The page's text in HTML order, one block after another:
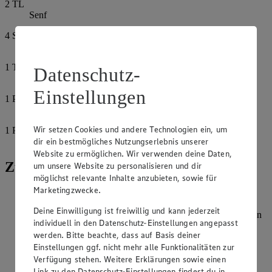
2 TL
Senf
4 Spritzer
1 TL
Zucker
1 Prise
1 Prise
Pfeffer
Zubereitung
Zwiebel und Knoblauch pellen und fein hacken.
schneiden. Fleischtomaten waschen, Strunk herausschneiden
und in Scheiben schneiden.
Für die Soße Gewürzgurkenwasser abnehmen und mit
Ketchup, Mayonnaise, Senf und Worcestershiresoße glatt
rühren. Mit Zucker, Salz und Pfeffer abschmecken.
Datenschutz-
Einstellungen
Wir setzen Cookies und andere Technologien ein, um
dir ein bestmögliches Nutzungserlebnis unserer
Website zu ermöglichen. Wir verwenden deine Daten,
um unsere Website zu personalisieren und dir
möglichst relevante Inhalte anzubieten, sowie für
Marketingzwecke.
Deine Einwilligung ist freiwillig und kann jederzeit
individuell in den Datenschutz-Einstellungen angepasst
werden. Bitte beachte, dass auf Basis deiner
Einstellungen ggf. nicht mehr alle Funktionalitäten zur
Verfügung stehen. Weitere Erklärungen sowie einen